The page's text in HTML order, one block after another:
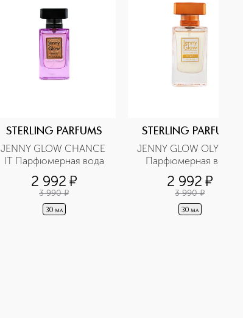
STERLING PARFUMS
JENNY GLOW CHANCE
IT Парфюмерная вода
2 992 ¤
3 990 ¤
30 мл
STERLING PARFUMS
JENNY GLOW OLYMPIA
Парфюмерная вода
2 992 ¤
3 990 ¤
30 мл